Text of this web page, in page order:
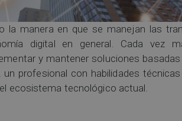
la manera en que se manejan las
digital en general. Cada vez
y mantener soluciones
, un profesional con habilidades
ecosistema tecnológico actual.